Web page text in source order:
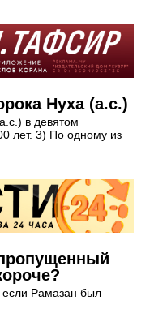
Нуха (а.с.)
в девятом
лет. 3) По одному из
если Рамазан был